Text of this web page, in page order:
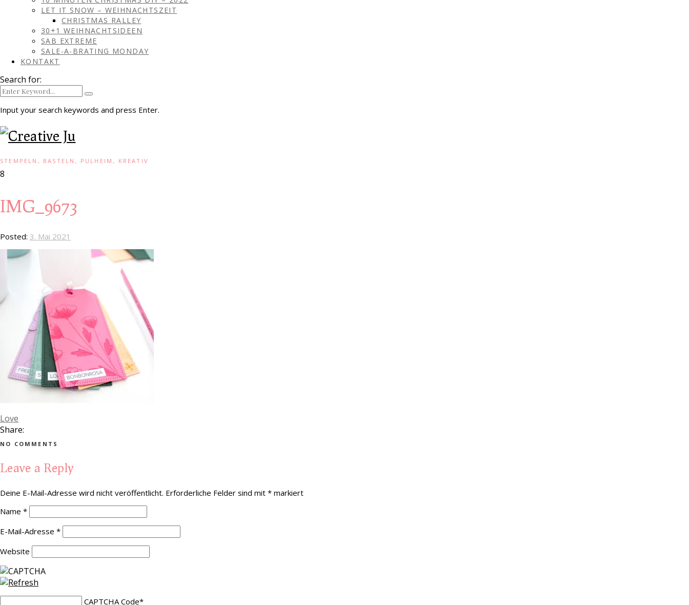
LET IT SNOW – WEIHNACHTSZEIT
CHRISTMAS RALLEY
30+1 WEIHNACHTSIDEEN
SAB EXTREME
SALE-A-BRATING MONDAY
KONTAKT
Search for:
Input your search keywords and press Enter.
STEMPELN, BASTELN, PULHEIM, KREATIV
8
IMG_9673
Posted: 3. Mai 2021
Love
Share:
NO COMMENTS
Leave a Reply
Deine E-Mail-Adresse wird nicht veröffentlicht. Erforderliche Felder sind mit * markiert
Name *
E-Mail-Adresse *
Website
CAPTCHA Code*